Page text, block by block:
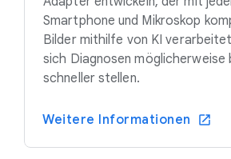
Smartphone und Mikroskop
Bilder mithilfe von KI
sich Diagnosen möglicherweise
schneller stellen.
Weitere Informationen